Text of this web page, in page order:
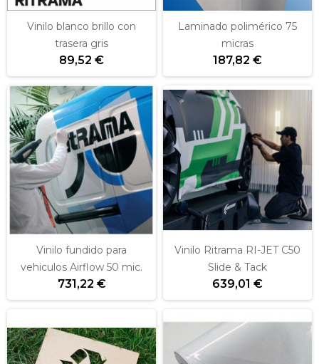
Vinilo blanco brillo con
trasera gris
89,52 €
Laminado polimérico 75
micras
187,82 €
Vinilo fundido para
vehiculos Airflow 50 mic.
731,22 €
Vinilo Ritrama RI-JET C50
Slide & Tack
639,01 €